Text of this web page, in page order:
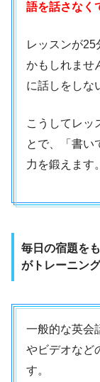
語を話さなく
レッスンが25
かもしれませ
に話しをしな
こうしてレッ
とで、「書い
力を鍛えます。
毎日の宿題を
がトレーニン
一般的な英会
やビデオなど
す。